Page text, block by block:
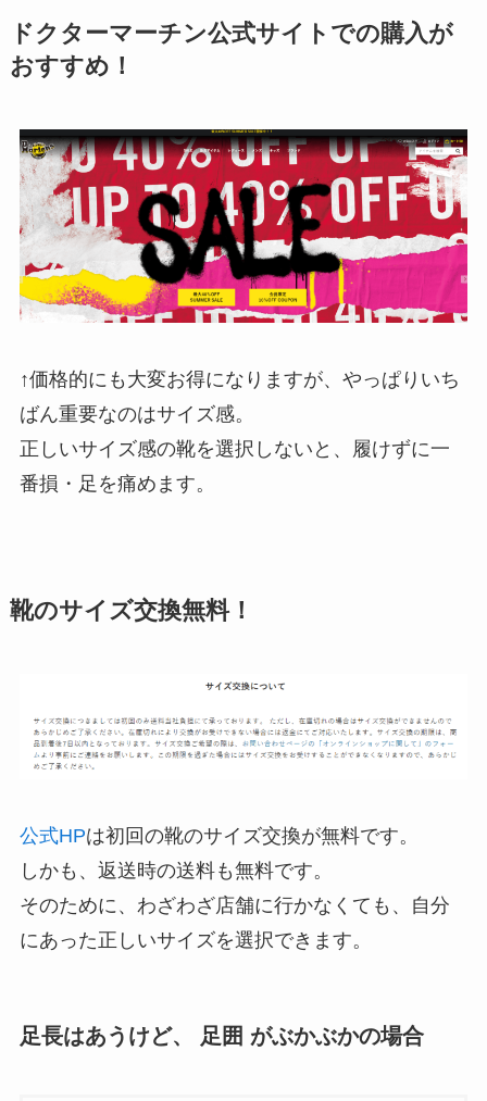
ドクターマーチン公式サイトでの購入が
おすすめ！
↑価格的にも大変お得になりますが、やっぱりいち
ばん重要なのはサイズ感。
正しいサイズ感の靴を選択しないと、履けずに一
番損・足を痛めます。
靴のサイズ交換無料！
公式HPは初回の靴のサイズ交換が無料です。
しかも、 返送時の送料も無料です。
そのために、 わざわざ店舗に行かなくても、自分
にあった正しいサイズを選択できます。
足長はあうけど、 足囲 がぶかぶかの場合